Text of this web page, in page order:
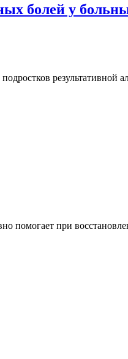
болей у
результативной
помогает при